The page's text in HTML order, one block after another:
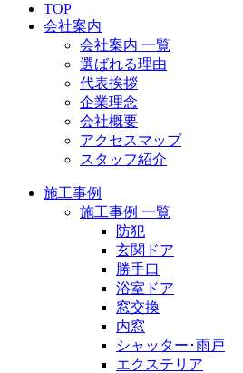
TOP
会社案内
会社案内 一覧
選ばれる理由
代表挨拶
企業理念
会社概要
アクセスマップ
スタッフ紹介
施工事例
施工事例 一覧
防犯
玄関ドア
勝手口
浴室ドア
窓交換
内窓
シャッター･雨戸
エクステリア